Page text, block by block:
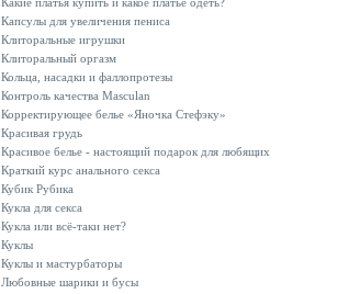
Какие платья купить и какое платье одеть?
Капсулы для увеличения пениса
Клиторальные игрушки
Клиторальный оргазм
Кольца, насадки и фаллопротезы
Контроль качества Masculan
Корректирующее белье «Яночка Стефэку»
Красивая грудь
Красивое белье - настоящий подарок для любящих
Краткий курс анального секса
Кубик Рубика
Кукла для секса
Кукла или всё-таки нет?
Куклы
Куклы и мастурбаторы
Любовные шарики и бусы